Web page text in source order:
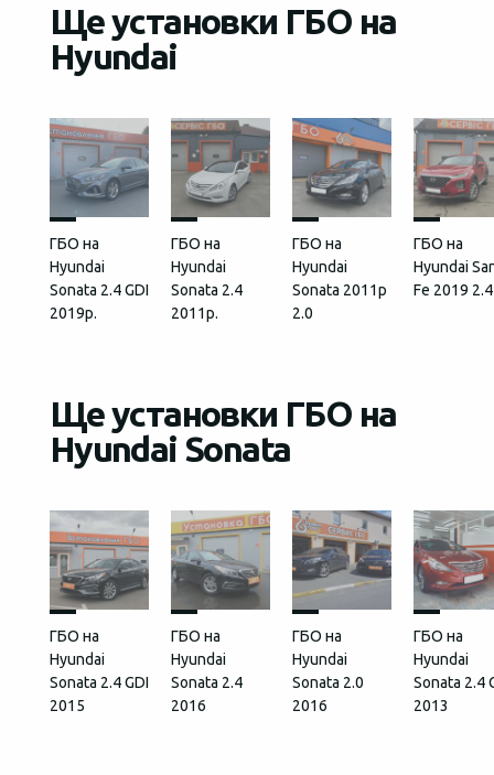
Ще установки ГБО на
Hyundai
ГБО на
Hyundai
Sonata 2.4 GDI
2019р.
ГБО на
Hyundai
Sonata 2.4
2011р.
ГБО на
Hyundai
Sonata 2011р
2.0
ГБО на
Hyundai
Fe 2019 2.4
Ще установки ГБО на
Hyundai Sonata
ГБО на
Hyundai
Sonata 2.4 GDI
2015
ГБО на
Hyundai
Sonata 2.4
2016
ГБО на
Hyundai
Sonata 2.0
2016
ГБО на
Hyundai
Sonata 2.4
2013